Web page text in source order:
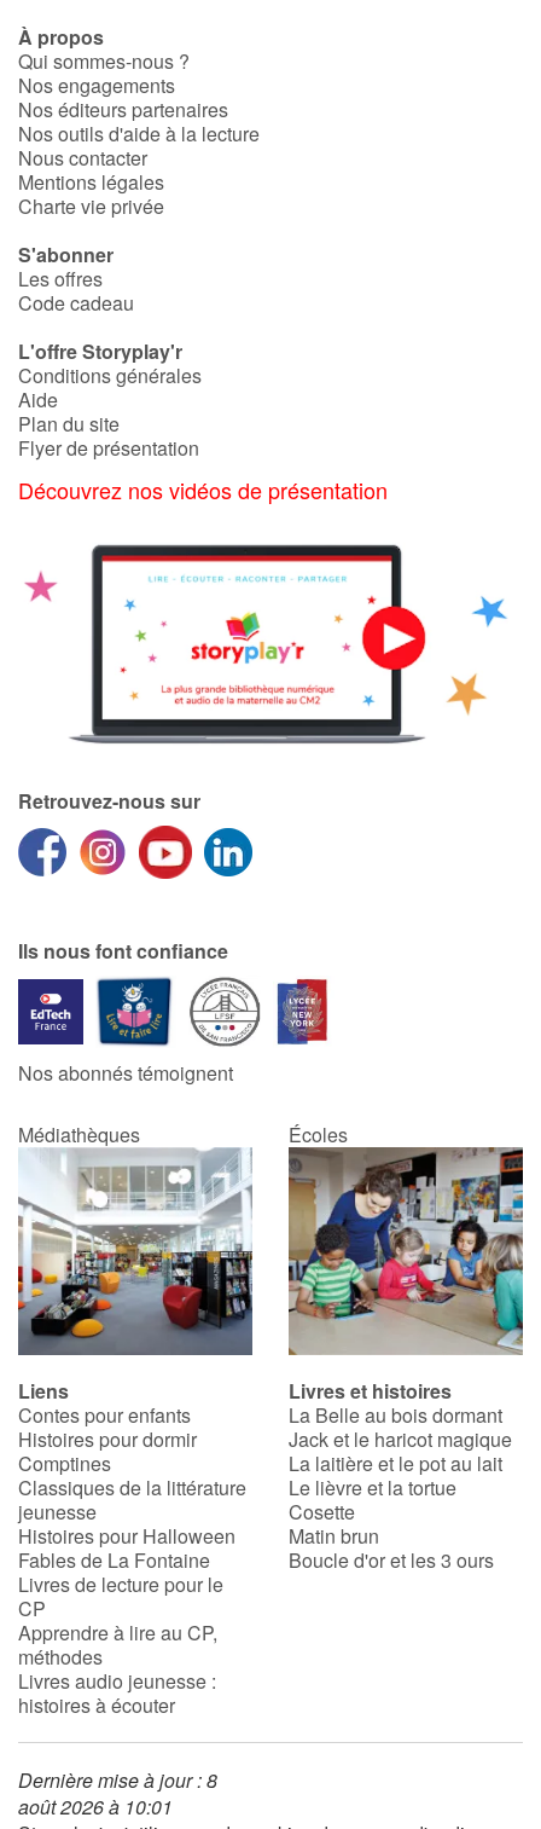
À propos
Qui sommes-nous ?
Nos engagements
Nos éditeurs partenaires
Nos outils d'aide à la lecture
Nous contacter
Mentions légales
Charte vie privée
S'abonner
Les offres
Code cadeau
L'offre Storyplay'r
Conditions générales
Aide
Plan du site
Flyer de présentation
Découvrez nos vidéos de présentation
Retrouvez-nous sur
Ils nous font confiance
Nos abonnés témoignent
Médiathèques Écoles
Liens
Contes pour enfants
Histoires pour dormir
Comptines
Classiques de la littérature
jeunesse
Histoires pour Halloween
Fables de La Fontaine
Livres de lecture pour le
CP
Apprendre à lire au CP,
méthodes
Livres audio jeunesse :
histoires à écouter
Livres et histoires
La Belle au bois dormant
Jack et le haricot magique
La laitière et le pot au lait
Le lièvre et la tortue
Cosette
Matin brun
Boucle d'or et les 3 ours
Dernière mise à jour : 8
août 2026 à 10:01